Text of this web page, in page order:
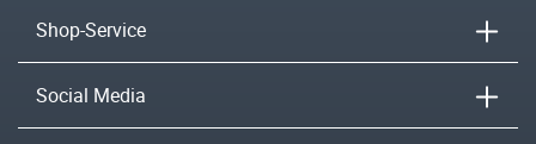
Shop-Service
Social Media